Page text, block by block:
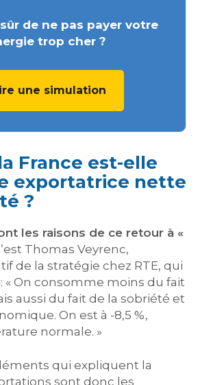
de ne pas payer votre
trop cher ?
une simulation
France est-elle
exportatrice nette
?
les raisons de ce retour à «
Thomas Veyrenc,
de la stratégie chez RTE, qui
« On consomme moins du fait
aussi du fait de la sobriété et
On est à -8,5 %,
normale. »
qui expliquent la
sont donc les